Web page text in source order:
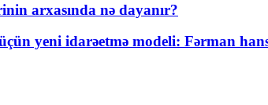
arxasında nə dayanır?
yeni idarəetmə modeli: Fərman